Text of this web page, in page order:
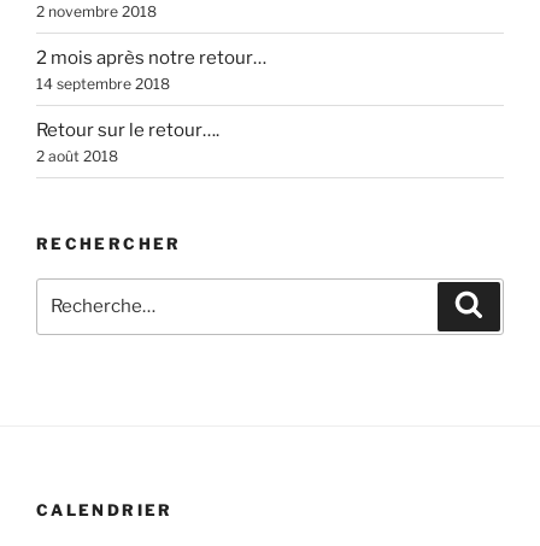
2 novembre 2018
2 mois après notre retour…
14 septembre 2018
Retour sur le retour….
2 août 2018
RECHERCHER
pour
CALENDRIER